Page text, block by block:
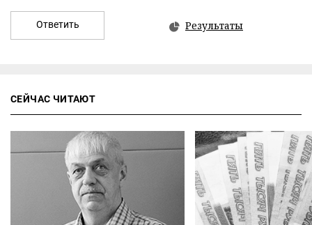
Ответить Результаты
СЕЙЧАС ЧИТАЮТ